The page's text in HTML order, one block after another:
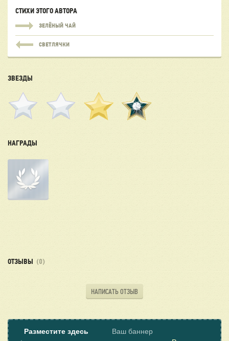
СТИХИ ЭТОГО АВТОРА
ЗЕЛЁНЫЙ ЧАЙ
СВЕТЛЯЧКИ
ЗВЕЗДЫ
НАГРАДЫ
ОТЗЫВЫ (0)
НАПИСАТЬ ОТЗЫВ
Разместите здесь
Ваш баннер